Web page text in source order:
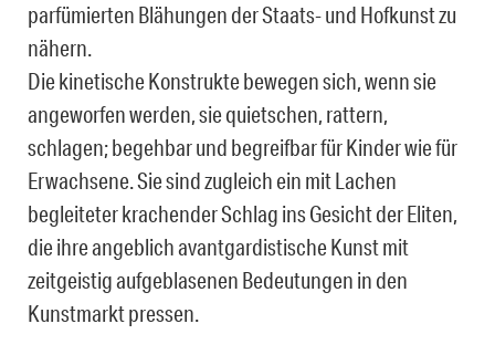
parfümierten Blähungen der Staats- und Hofkunst zu
nähern.
Die kinetische Konstrukte bewegen sich, wenn sie
angeworfen werden, sie quietschen, rattern,
schlagen; begehbar und begreifbar für Kinder wie für
Erwachsene. Sie sind zugleich ein mit Lachen
begleiteter krachender Schlag ins Gesicht der Eliten,
die ihre angeblich avantgardistische Kunst mit
zeitgeistig aufgeblasenen Bedeutungen in den
Kunstmarkt pressen.